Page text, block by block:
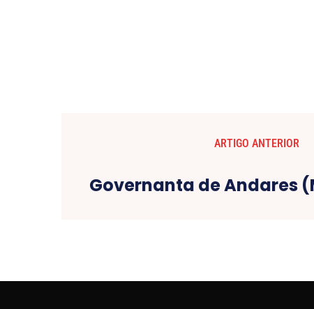
ARTIGO ANTERIOR
Governanta de Andares